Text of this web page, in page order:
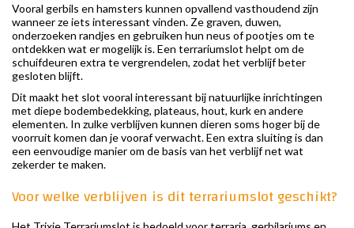
Vooral gerbils en hamsters kunnen opvallend vasthoudend zijn
wanneer ze iets interessant vinden. Ze graven, duwen,
onderzoeken randjes en gebruiken hun neus of pootjes om te
ontdekken wat er mogelijk is. Een terrariumslot helpt om de
schuifdeuren extra te vergrendelen, zodat het verblijf beter
gesloten blijft.
Dit maakt het slot vooral interessant bij natuurlijke inrichtingen
met diepe bodembedekking, plateaus, hout, kurk en andere
elementen. In zulke verblijven kunnen dieren soms hoger bij de
voorruit komen dan je vooraf verwacht. Een extra sluiting is dan
een eenvoudige manier om de basis van het verblijf net wat
zekerder te maken.
Voor welke verblijven is dit terrariumslot geschikt?